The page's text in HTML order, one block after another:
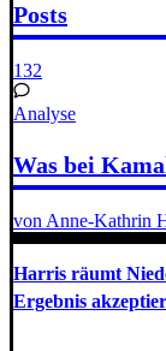
Posts
132
Analyse
Was bei
von Anne-Kathrin
Harris räumt
Ergebnis